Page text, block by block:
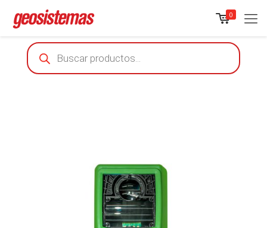
0
Products
search